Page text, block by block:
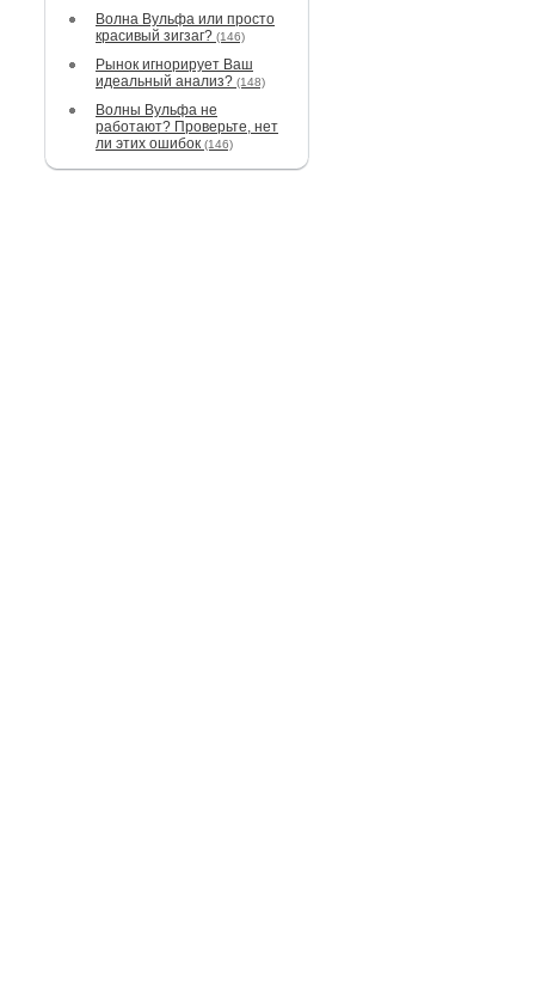
Волна Вульфа или просто
красивый зигзаг? (146)
Рынок игнорирует Ваш
идеальный анализ? (148)
Волны Вульфа не
работают? Проверьте, нет
ли этих ошибок (146)